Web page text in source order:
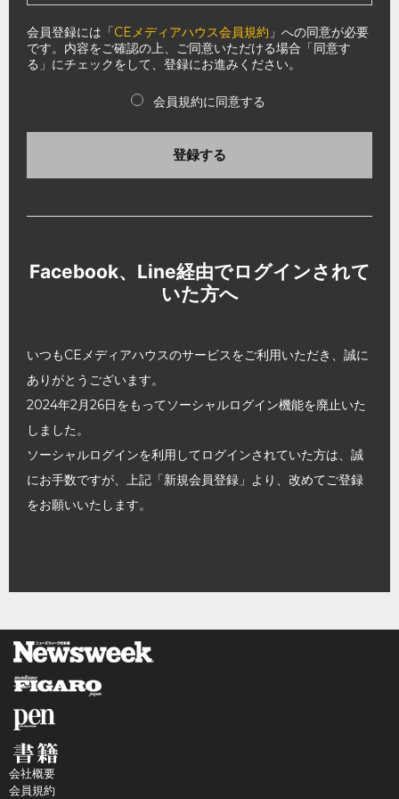
会員登録には「CEメディアハウス会員規約 」への同意が必要
です。内容をご確認の上、ご同意いただける場合「同意す
る」にチェックをして、登録にお進みください。
会員規約に同意する
登録する
Facebook、Line経由でログインされて
いた方へ
いつもCEメディアハウスのサービスをご利用いただき、誠に
ありがとうございます。
2024年2月26日をもってソーシャルログイン機能を廃止いた
しました。
ソーシャルログインを利用してログインされていた方は、誠
にお手数ですが、上記「新規会員登録」より、改めてご登録
をお願いいたします。
会社概要
会員規約